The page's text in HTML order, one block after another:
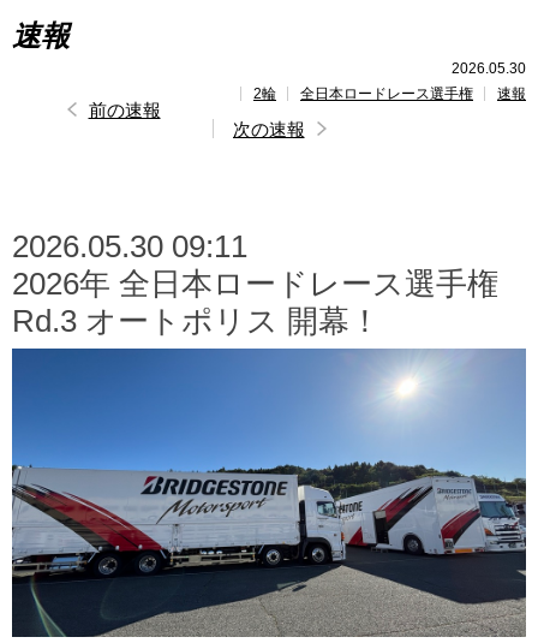
速報
レース開催スケジュール
速報
2026.05.30
2輪
全日本ロードレース選手権 速報
前の速報
次の速報
2026.05.30 09:11
2026年 全日本ロードレース選手権
Rd.3 オートポリス 開幕！